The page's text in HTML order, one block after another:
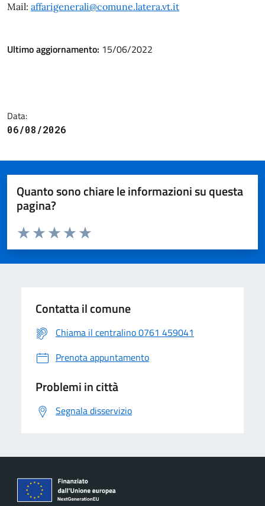
Mail: affarigenerali@comune.latera.vt.it
Ultimo aggiornamento: 15/06/2022
Data:
06/08/2026
Quanto sono chiare le informazioni su questa
pagina?
Valuta da 1 a 5 stelle la pagina
Valuta 4 stelle su 5
Valuta 3 stelle su 5
Valuta 2 stelle su 5
Valuta 1 stelle su 5
Contatta il comune
Chiama il centralino 0761 459041
Prenota appuntamento
Problemi in città
Segnala disservizio